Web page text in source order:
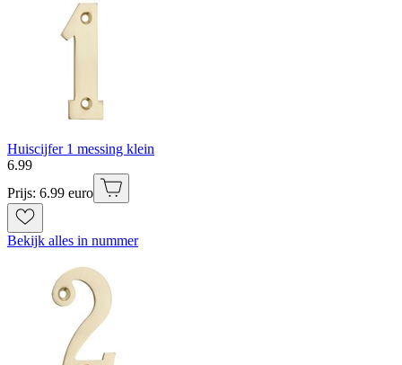
Huiscijfer 1 messing klein
6.99
Prijs: 6.99 euro
Bekijk alles in nummer